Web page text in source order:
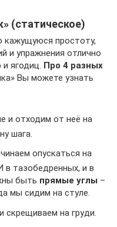
(статическое)
кажущуюся простоту,
и упражнения отлично
ягодиц. Про 4 разных
Вы можете узнать
и отходим от неё на
шага.
опускаться на
тазобедренных, и в
быть прямые углы –
мы сидим на стуле.
скрещиваем на груди.